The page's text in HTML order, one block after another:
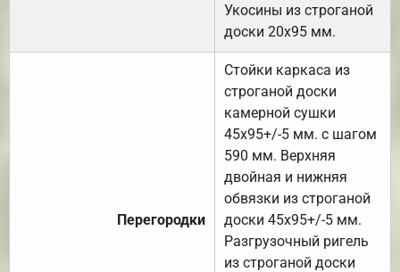
Укосины из строганой
доски 20х95 мм.
Перегородки
Стойки каркаса из
строганой доски
камерной сушки
45х95+/-5 мм. с шагом
590 мм. Верхняя
двойная и нижняя
обвязки из строганой
доски 45х95+/-5 мм.
Разгрузочный ригель
из строганой доски